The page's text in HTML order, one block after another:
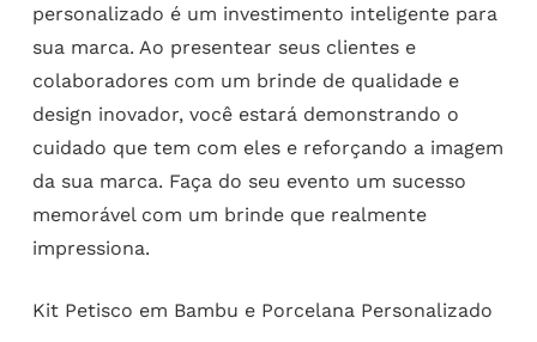
personalizado é um investimento inteligente para
sua marca. Ao presentear seus clientes e
colaboradores com um brinde de qualidade e
design inovador, você estará demonstrando o
cuidado que tem com eles e reforçando a imagem
da sua marca. Faça do seu evento um sucesso
memorável com um brinde que realmente
impressiona.
Kit Petisco em Bambu e Porcelana Personalizado